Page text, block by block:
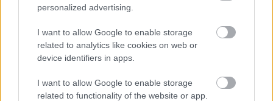
personalized advertising.
I want to allow Google to enable storage
related to analytics like cookies on web or
device identifiers in apps.
I want to allow Google to enable storage
related to functionality of the website or app.
πάρα πολλούς